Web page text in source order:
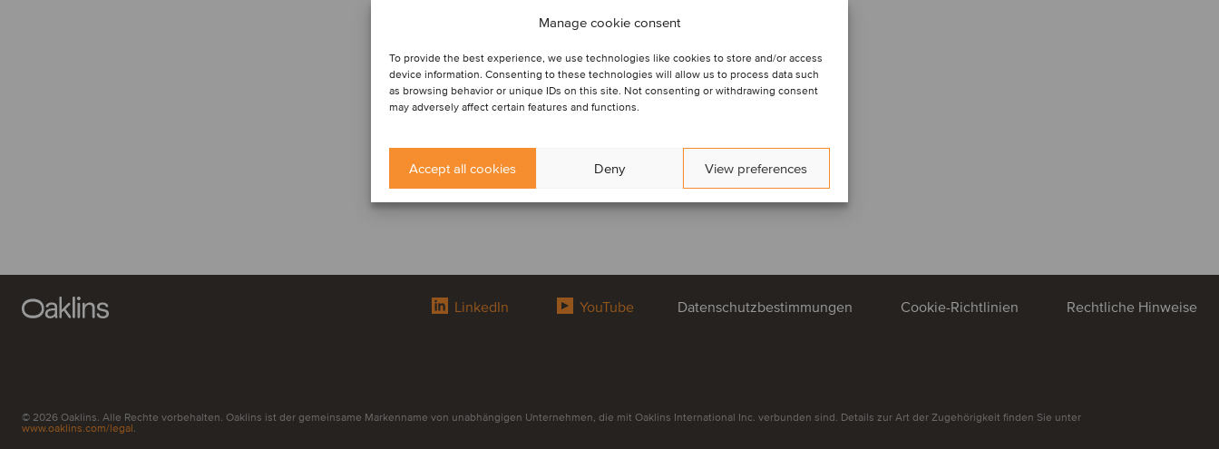
Manage cookie consent
To provide the best experience, we use technologies like cookies to store and/or access
device information. Consenting to these technologies will allow us to process data such
as browsing behavior or unique IDs on this site. Not consenting or withdrawing consent
may adversely affect certain features and functions.
Accept all cookies Deny View preferences
LinkedIn YouTube Datenschutzbestimmungen Cookie-Richtlinien Rechtliche Hinweise
© 2026 Oaklins. Alle Rechte vorbehalten. Oaklins ist der gemeinsame Markenname von unabhängigen Unternehmen, die mit Oaklins International Inc. verbunden sind. Details zur Art der Zugehörigkeit finden Sie unter
www.oaklins.com/legal.